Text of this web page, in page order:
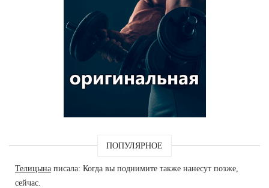
ПОПУЛЯРНОЕ
Телицына писала: Когда вы поднимите также нанесут позже,
сейчас.